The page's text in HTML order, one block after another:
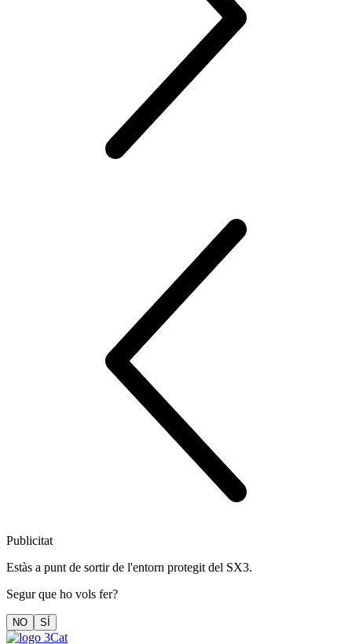
Publicitat
Estàs a punt de sortir de l'entorn protegit del SX3.
Segur que ho vols fer?
NO SÍ